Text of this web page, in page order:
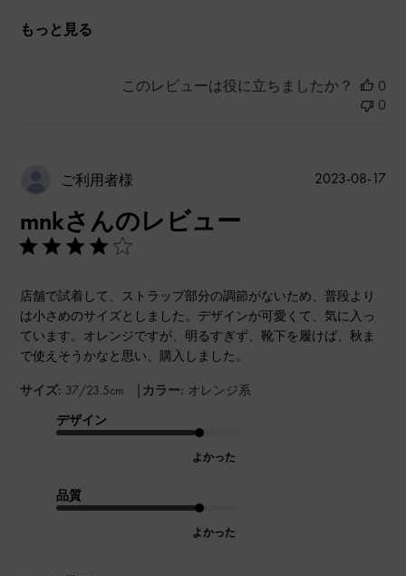
もっと見る
このレビューは役に立ちましたか？
0
0
ご利用者様
mnkさんのレビュー
店舗で試着して、ストラップ部分の調節がないため、普段より
は小さめのサイズとしました。デザインが可愛くて、気に入っ
ています。オレンジですが、明るすぎず、靴下を履けば、秋ま
で使えそうかなと思い、購入しました。
サイズ: 37/23.5cm | カラー: オレンジ系
デザイン
よかった
品質
よかった
公
2023-08-17